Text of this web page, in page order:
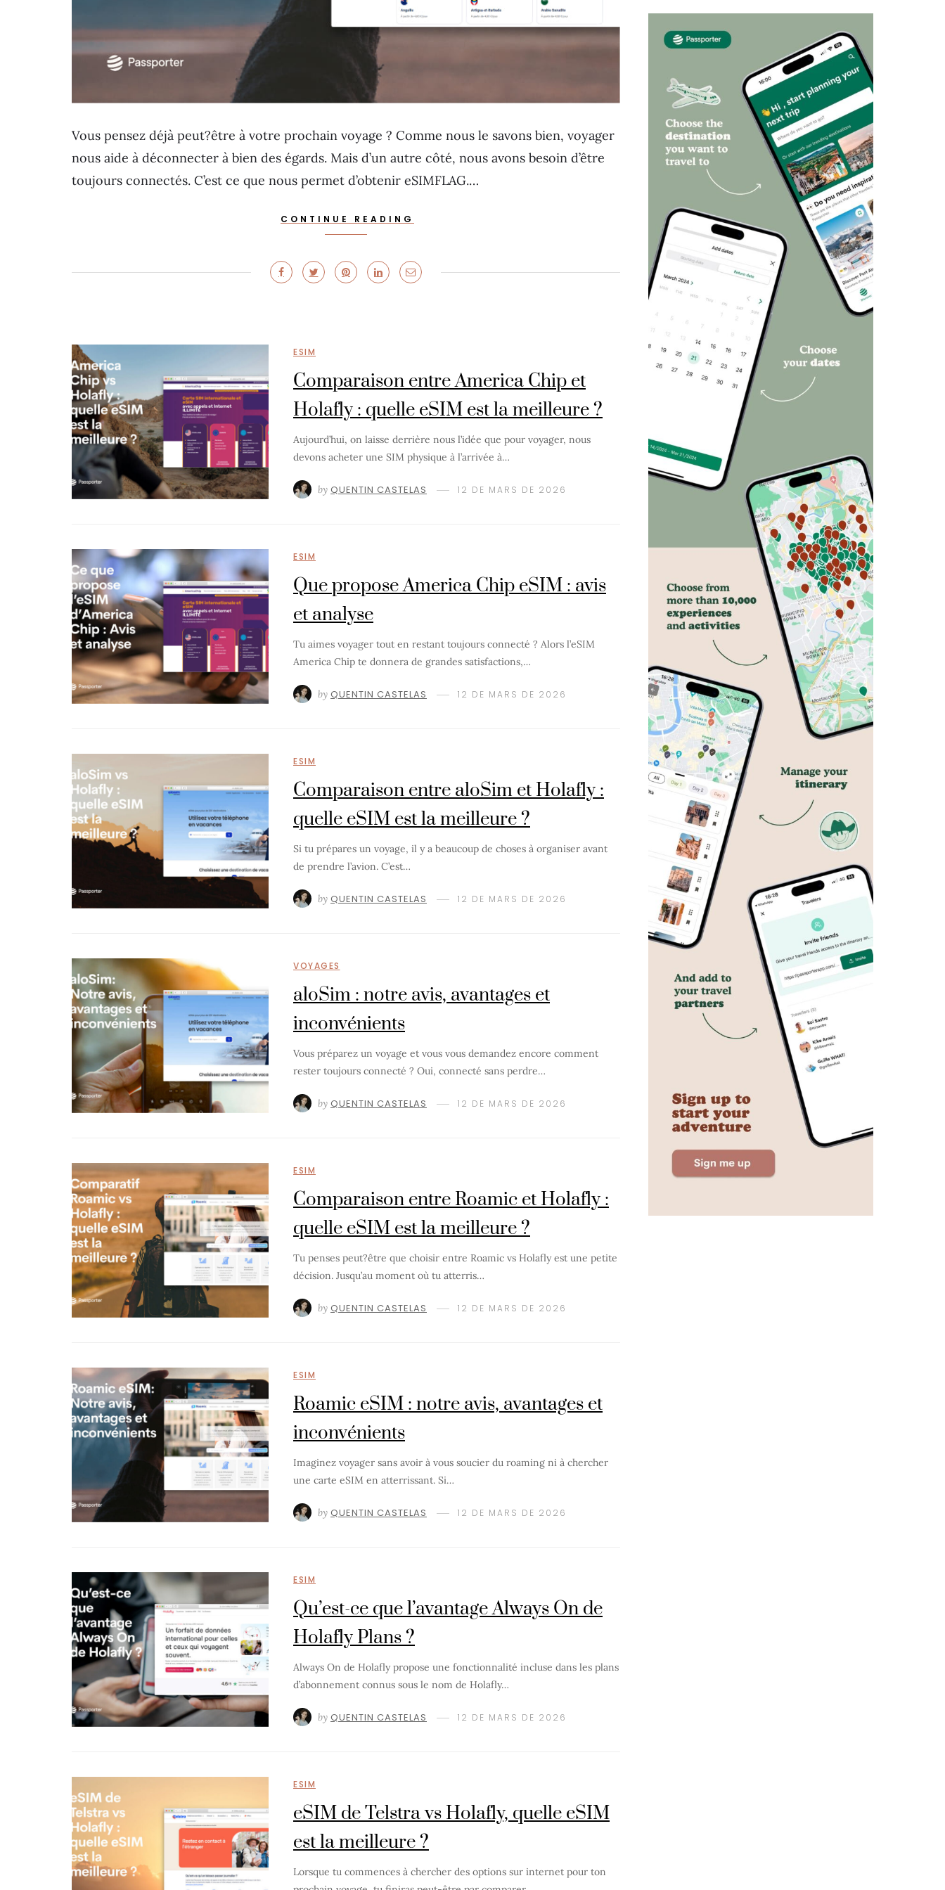
Vous pensez déjà peut?être à votre prochain voyage ? Comme nous le savons bien, voyager
nous aide à déconnecter à bien des égards. Mais d’un autre côté, nous avons besoin d’être
toujours connectés. C’est ce que nous permet d’obtenir eSIMFLAG.…
CONTINUE READING
ESIM
Comparaison entre America Chip et
Holafly : quelle eSIM est la meilleure ?
Aujourd’hui, on laisse derrière nous l’idée que pour voyager, nous
devons acheter une SIM physique à l’arrivée à…
by QUENTIN CASTELAS 12 DE MARS DE 2026
ESIM
Que propose America Chip eSIM : avis
et analyse
Tu aimes voyager tout en restant toujours connecté ? Alors l’eSIM
America Chip te donnera de grandes satisfactions,…
by QUENTIN CASTELAS 12 DE MARS DE 2026
ESIM
Comparaison entre aloSim et Holafly :
quelle eSIM est la meilleure ?
Si tu prépares un voyage, il y a beaucoup de choses à organiser avant
de prendre l’avion. C’est…
by QUENTIN CASTELAS 12 DE MARS DE 2026
VOYAGES
aloSim : notre avis, avantages et
inconvénients
Vous préparez un voyage et vous vous demandez encore comment
rester toujours connecté ? Oui, connecté sans perdre…
by QUENTIN CASTELAS 12 DE MARS DE 2026
ESIM
Comparaison entre Roamic et Holafly :
quelle eSIM est la meilleure ?
Tu penses peut?être que choisir entre Roamic vs Holafly est une petite
décision. Jusqu’au moment où tu atterris…
by QUENTIN CASTELAS 12 DE MARS DE 2026
ESIM
Roamic eSIM : notre avis, avantages et
inconvénients
Imaginez voyager sans avoir à vous soucier du roaming ni à chercher
une carte eSIM en atterrissant. Si…
by QUENTIN CASTELAS 12 DE MARS DE 2026
ESIM
Qu’est-ce que l’avantage Always On de
Holafly Plans ?
Always On de Holafly propose une fonctionnalité incluse dans les plans
d’abonnement connus sous le nom de Holafly…
by QUENTIN CASTELAS 12 DE MARS DE 2026
ESIM
eSIM de Telstra vs Holafly, quelle eSIM
est la meilleure ?
Lorsque tu commences à chercher des options sur internet pour ton